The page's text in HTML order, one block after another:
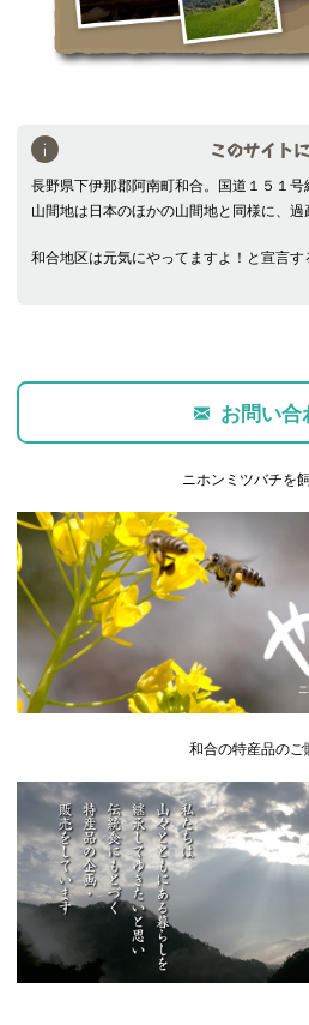
このサイト
長野県下伊那郡阿南町和合。国道１５１
山間地は日本のほかの山間地と同様に、過
和合地区は元気にやってますよ！と宣言す
お問い合
ニホンミツバチを
和合の特産品のご